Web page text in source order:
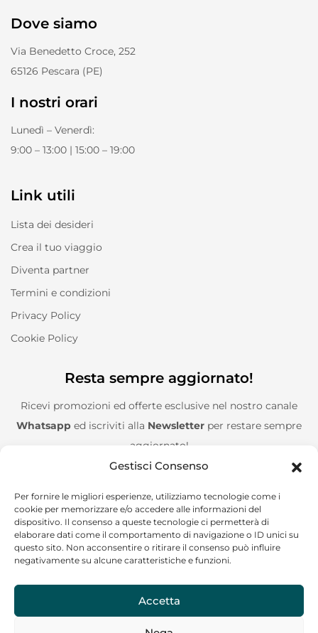
Gestisci Consenso
Per fornire le migliori esperienze, utilizziamo tecnologie come i
cookie per memorizzare e/o accedere alle informazioni del
dispositivo. Il consenso a queste tecnologie ci permetterà di
elaborare dati come il comportamento di navigazione o ID unici su
questo sito. Non acconsentire o ritirare il consenso può influire
negativamente su alcune caratteristiche e funzioni.
Accetta
Dove siamo
Via Benedetto Croce, 252
65126 Pescara (PE)
I nostri orari
Lunedì – Venerdì:
9:00 – 13:00 | 15:00 – 19:00
Link utili
Lista dei desideri
Crea il tuo viaggio
Diventa partner
Termini e condizioni
Privacy Policy
Cookie Policy
Resta sempre aggiornato!
Ricevi promozioni ed offerte esclusive nel nostro canale
Whatsapp ed iscriviti alla Newsletter per restare sempre
aggiornato!
Aggiungimi alla Newsletter!